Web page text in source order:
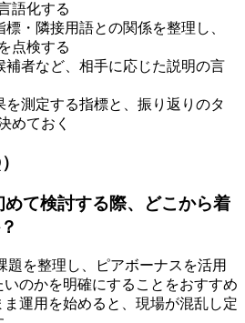
語化する
・隣接用語との関係を整理し、
点検する
補者など、相手に応じた説明の言
を測定する指標と、振り返りのタ
めておく
て検討する際、どこから着
題を整理し、ピアボーナスを活用
のかを明確にすることをおすすめ
運用を始めると、現場が混乱し定